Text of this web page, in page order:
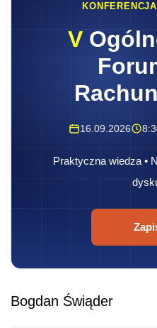
V
16.09.2026
Praktyczna wiedza •
Bogdan Świąder